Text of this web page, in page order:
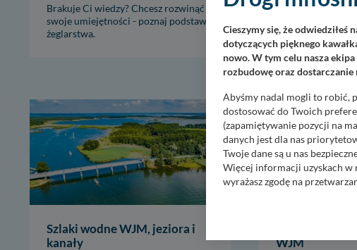
Brakuje Ci wiedzy? Chcesz rozwinąć
swoje umiejętności - poznaj podstawy
żeglarstwa.
Mazurach
szlakach Wielkich
Szlaki wodne WJM, jeziora i
kanały
WJM
Cieszymy się, że
dotyczących pięknego
nowo. W tym celu nasza
rozbudowę oraz
Abyśmy nadal mogli to robić,
dostosować do Twoich
(zapamiętywanie pozycji na
danych jest dla nas
Twoje dane są u nas
Więcej informacji uzyskach w
wyrażasz zgodę na
Wyjątkiem jest sytuacja, gdy